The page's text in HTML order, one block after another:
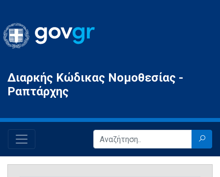
Gov.gr
Διαρκής Κώδικας Νομοθεσίας -
Ραπτάρχης